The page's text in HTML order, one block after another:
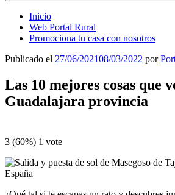
Inicio
Web Portal Rural
Promociona tu casa con nosotros
Publicado el 27/06/202108/03/2022 por
Las 10 mejores cosas que
Guadalajara provincia
3 (60%) 1 vote